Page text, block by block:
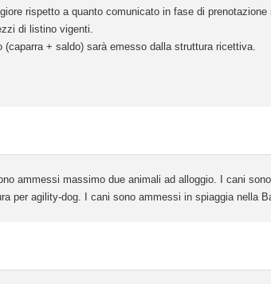
rispetto a quanto comunicato in fase di prenotazione
di listino vigenti.
+ saldo) sarà emesso dalla struttura ricettiva.
ammessi massimo due animali ad alloggio. I cani
per agility-dog. I cani sono ammessi in spiaggia nella